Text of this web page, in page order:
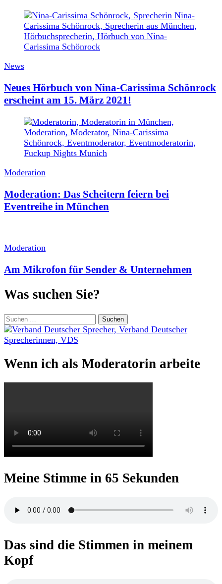
News
Neues Hörbuch von Nina-Carissima Schönrock
erscheint am 15. März 2021!
Moderation
Moderation: Das Scheitern feiern bei
Eventreihe in München
Moderation
Am Mikrofon für Sender & Unternehmen
Was suchen Sie?
Suchen
nach:
Wenn ich als Moderatorin arbeite
Meine Stimme in 65 Sekunden
Das sind die Stimmen in meinem
Kopf